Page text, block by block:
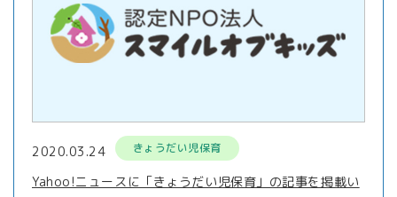
2020.03.24 きょうだい児保育
Yahoo!ニュースに「きょうだい児保育」の記事を掲載い